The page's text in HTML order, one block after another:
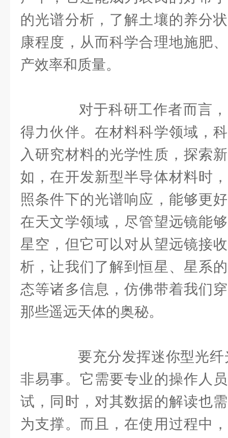
的光谱分析，了解土壤的养分
康程度，从而科学合理地施肥
产效率和质量。
对于科研工作者而言，
得力伙伴。在材料科学领域，
入研究材料的光学性质，探索
如，在开发新型半导体材料时
照条件下的光谱响应，能够更
在天文学领域，尽管望远镜能
星空，但它可以对从望远镜接
析，让我们了解到恒星、星系
态等诸多信息，仿佛带着我们
那些遥远天体的奥秘。
要充分发挥迷你型光纤
非易事。它需要专业的操作人
试，同时，对其数据的解读也
为支撑。而且，在使用过程中